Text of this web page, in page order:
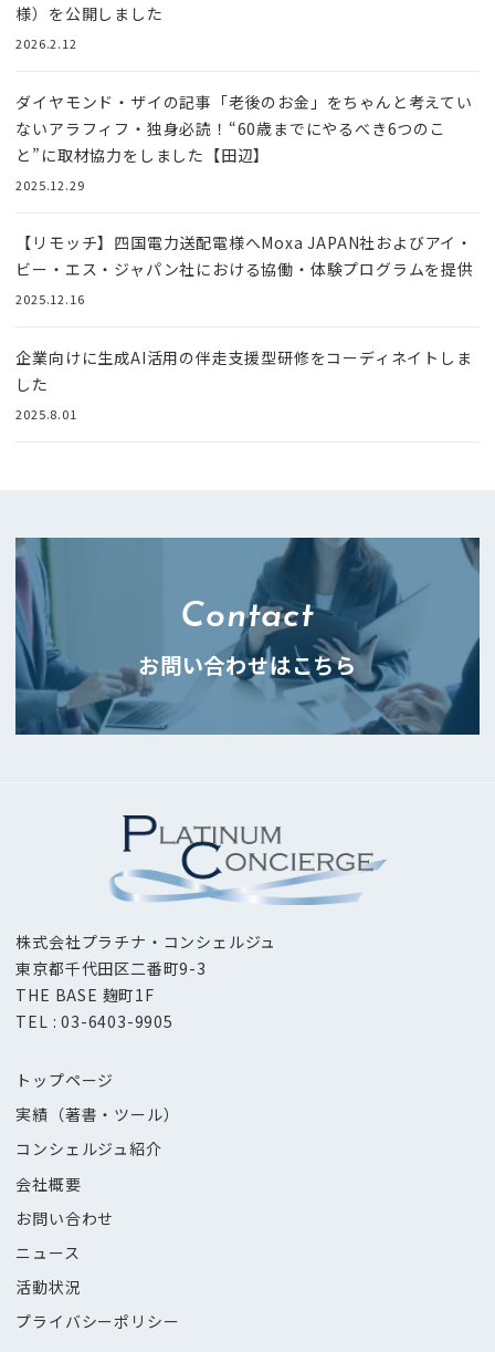
様）を公開しました
2026.2.12
ダイヤモンド・ザイの記事「老後のお金」をちゃんと考えてい
ないアラフィフ・独身必読！“60歳までにやるべき6つのこ
と”に取材協力をしました【田辺】
2025.12.29
【リモッチ】四国電⼒送配電様へMoxa JAPAN社およびアイ・
ビー・エス・ジャパン社における協働・体験プログラムを提供
2025.12.16
企業向けに生成AI活用の伴走支援型研修をコーディネイトしま
した
2025.8.01
Contact
お問い合わせはこちら
株式会社プラチナ・コンシェルジュ
東京都千代田区二番町9-3
THE BASE 麹町1F
TEL : 03-6403-9905
トップページ
実績（著書・ツール）
コンシェルジュ紹介
会社概要
お問い合わせ
ニュース
活動状況
プライバシーポリシー